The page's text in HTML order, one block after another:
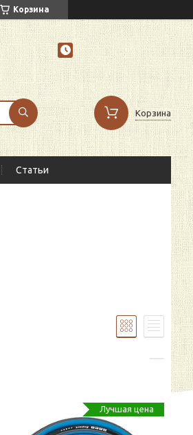
Корзина
Корзина
Статьи
Лучшая цена